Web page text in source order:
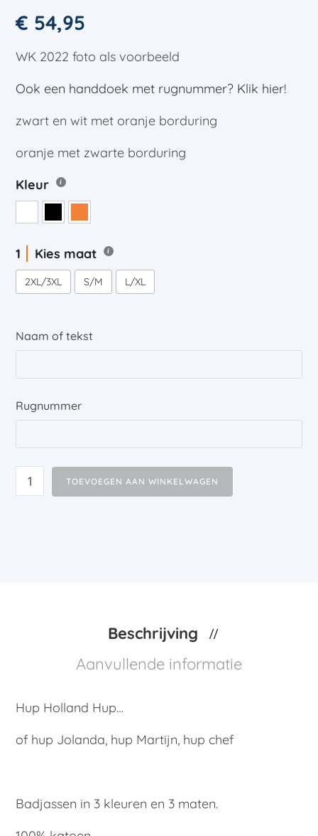
€ 54,95
WK 2022 foto als voorbeeld
Ook een handdoek met rugnummer? Klik hier!
zwart en wit met oranje borduring
oranje met zwarte borduring
Kleur
Kies maat
2XL/3XL S/M L/XL
Naam of tekst
Rugnummer
TOEVOEGEN AAN WINKELWAGEN
Beschrijving
Aanvullende informatie
Hup Holland Hup…
of hup Jolanda, hup Martijn, hup chef
Badjassen in 3 kleuren en 3 maten.